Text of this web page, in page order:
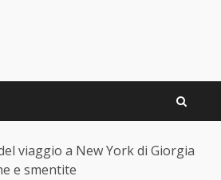
viaggio a New York di Giorgia
e smentite